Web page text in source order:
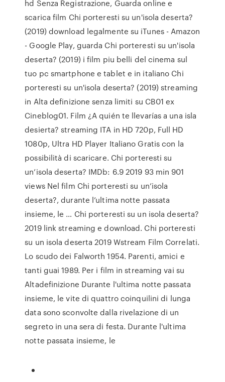
hd Senza Registrazione, Guarda online e
scarica film Chi porteresti su un'isola deserta?
(2019) download legalmente su iTunes - Amazon
- Google Play, guarda Chi porteresti su un'isola
deserta? (2019) i film piu belli del cinema sul
tuo pc smartphone e tablet e in italiano Chi
porteresti su un'isola deserta? (2019) streaming
in Alta definizione senza limiti su CB01 ex
Cineblog01. Film ¿A quién te llevarías a una isla
desierta? streaming ITA in HD 720p, Full HD
1080p, Ultra HD Player Italiano Gratis con la
possibilità di scaricare. Chi porteresti su
un’isola deserta? IMDb: 6.9 2019 93 min 901
views Nel film Chi porteresti su un’isola
deserta?, durante l’ultima notte passata
insieme, le … Chi porteresti su un isola deserta?
2019 link streaming e download. Chi porteresti
su un isola deserta 2019 Wstream Film Correlati.
Lo scudo dei Falworth 1954. Parenti, amici e
tanti guai 1989. Per i film in streaming vai su
Altadefinizione Durante l'ultima notte passata
insieme, le vite di quattro coinquilini di lunga
data sono sconvolte dalla rivelazione di un
segreto in una sera di festa. Durante l'ultima
notte passata insieme, le